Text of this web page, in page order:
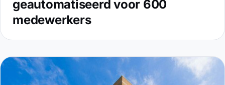
geautomatiseerd voor 600
medewerkers